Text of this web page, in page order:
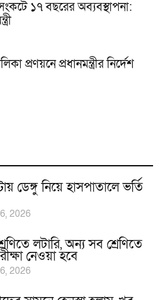
সংকটে ১৭ বছরের অব্যবস্থাপনা:
প্রণয়নে প্রধানমন্ত্রীর নির্দেশ
ডেঙ্গু নিয়ে হাসপাতালে ভর্তি
2026
লটারি, অন্য সব শ্রেণিতে
নেওয়া হবে
2026